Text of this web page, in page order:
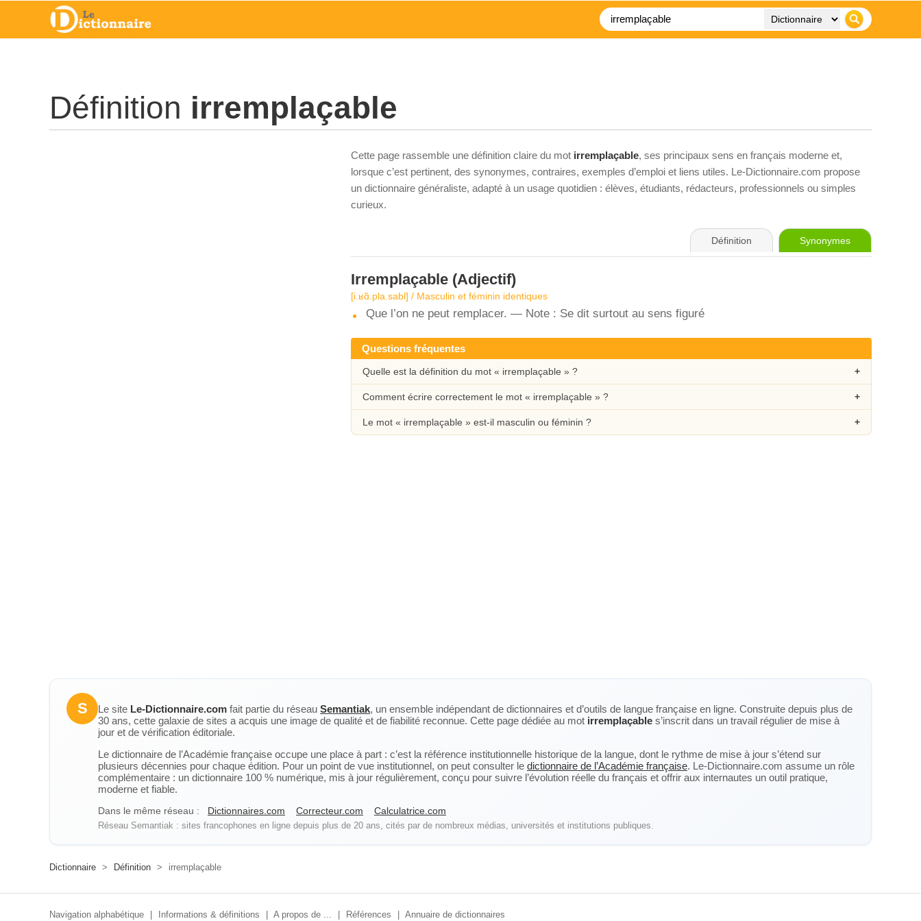
Définition irremplaçable
Cette page rassemble une définition claire du mot irremplaçable, ses principaux sens en français moderne et,
lorsque c’est pertinent, des synonymes, contraires, exemples d’emploi et liens utiles. Le-Dictionnaire.com propose
un dictionnaire généraliste, adapté à un usage quotidien : élèves, étudiants, rédacteurs, professionnels ou simples
curieux.
Définition Synonymes
Irremplaçable (Adjectif)
[i.ʁɑ̃.pla.sabl] / Masculin et féminin identiques
Que l’on ne peut remplacer. — Note : Se dit surtout au sens figuré
Questions fréquentes
Quelle est la définition du mot « irremplaçable » ?
Comment écrire correctement le mot « irremplaçable » ?
Le mot « irremplaçable » est-il masculin ou féminin ?
S Le site Le-Dictionnaire.com fait partie du réseau Semantiak, un ensemble indépendant de dictionnaires et d’outils de langue française en ligne. Construite depuis plus de
30 ans, cette galaxie de sites a acquis une image de qualité et de fiabilité reconnue. Cette page dédiée au mot irremplaçable s’inscrit dans un travail régulier de mise à
jour et de vérification éditoriale.
Le dictionnaire de l’Académie française occupe une place à part : c’est la référence institutionnelle historique de la langue, dont le rythme de mise à jour s’étend sur
plusieurs décennies pour chaque édition. Pour un point de vue institutionnel, on peut consulter le dictionnaire de l’Académie française. Le-Dictionnaire.com assume un rôle
complémentaire : un dictionnaire 100 % numérique, mis à jour régulièrement, conçu pour suivre l’évolution réelle du français et offrir aux internautes un outil pratique,
moderne et fiable.
Dans le même réseau : Dictionnaires.com Correcteur.com Calculatrice.com
Réseau Semantiak : sites francophones en ligne depuis plus de 20 ans, cités par de nombreux médias, universités et institutions publiques.
Dictionnaire > Définition > irremplaçable
Navigation alphabétique Informations & définitions A propos de ... Références Annuaire de dictionnaires